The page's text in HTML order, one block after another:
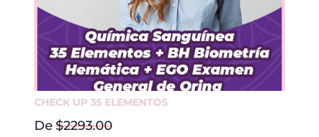
CHECK UP 35 ELEMENTOS
De$2293.00